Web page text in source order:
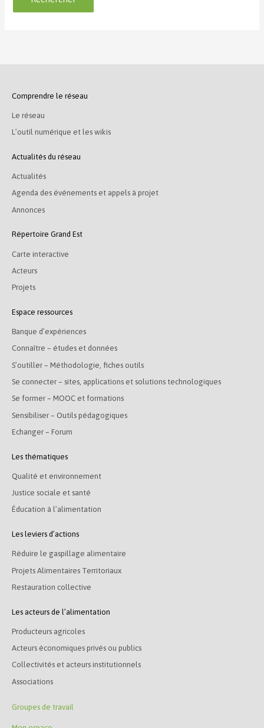
Comprendre le réseau
Le réseau
L’outil numérique et les wikis
Actualités du réseau
Actualités
Agenda des événements et appels à projet
Annonces
Répertoire Grand Est
Carte interactive
Acteurs
Projets
Espace ressources
Banque d’expériences
Connaître – études et données
S’outiller – Méthodologie, fiches outils
Se connecter – sites, applications et solutions technologiques
Se former – MOOC et formations
Sensibiliser – Outils pédagogiques
Echanger – Forum
Les thématiques
Qualité et environnement
Justice sociale et santé
Éducation à l’alimentation
Les leviers d’actions
Réduire le gaspillage alimentaire
Projets Alimentaires Territoriaux
Restauration collective
Les acteurs de l’alimentation
Producteurs agricoles
Acteurs économiques privés ou publics
Collectivités et acteurs institutionnels
Associations
Groupes de travail